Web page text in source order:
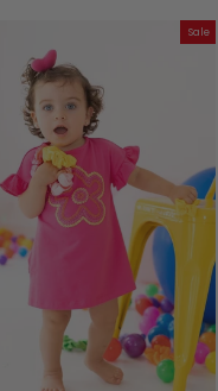
Sale